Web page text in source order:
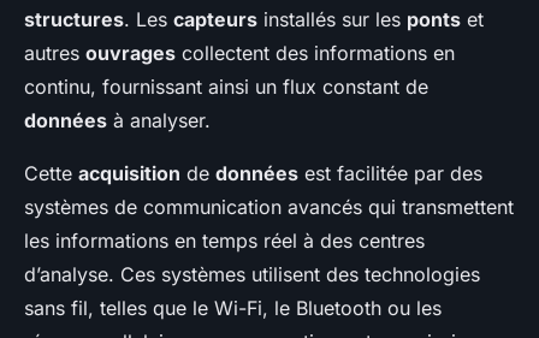
structures. Les capteurs installés sur les ponts et
autres ouvrages collectent des informations en
continu, fournissant ainsi un flux constant de
données à analyser.
Cette acquisition de données est facilitée par des
systèmes de communication avancés qui transmettent
les informations en temps réel à des centres
d’analyse. Ces systèmes utilisent des technologies
sans fil, telles que le Wi-Fi, le Bluetooth ou les